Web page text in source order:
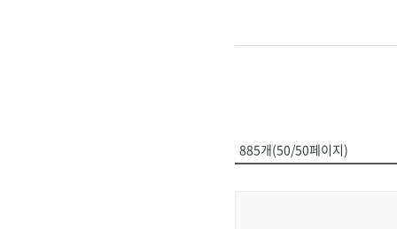
885개(50/50페이지)